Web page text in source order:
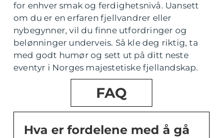
for enhver smak og ferdighetsnivå. Uansett
om du er en erfaren fjellvandrer eller
nybegynner, vil du finne utfordringer og
belønninger underveis. Så kle deg riktig, ta
med godt humør og sett ut på ditt neste
eventyr i Norges majestetiske fjellandskap.
FAQ
Hva er fordelene med å gå